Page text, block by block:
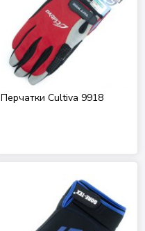
Перчатки Cultiva 9918